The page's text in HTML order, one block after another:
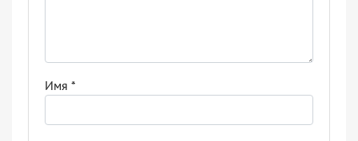
Имя *